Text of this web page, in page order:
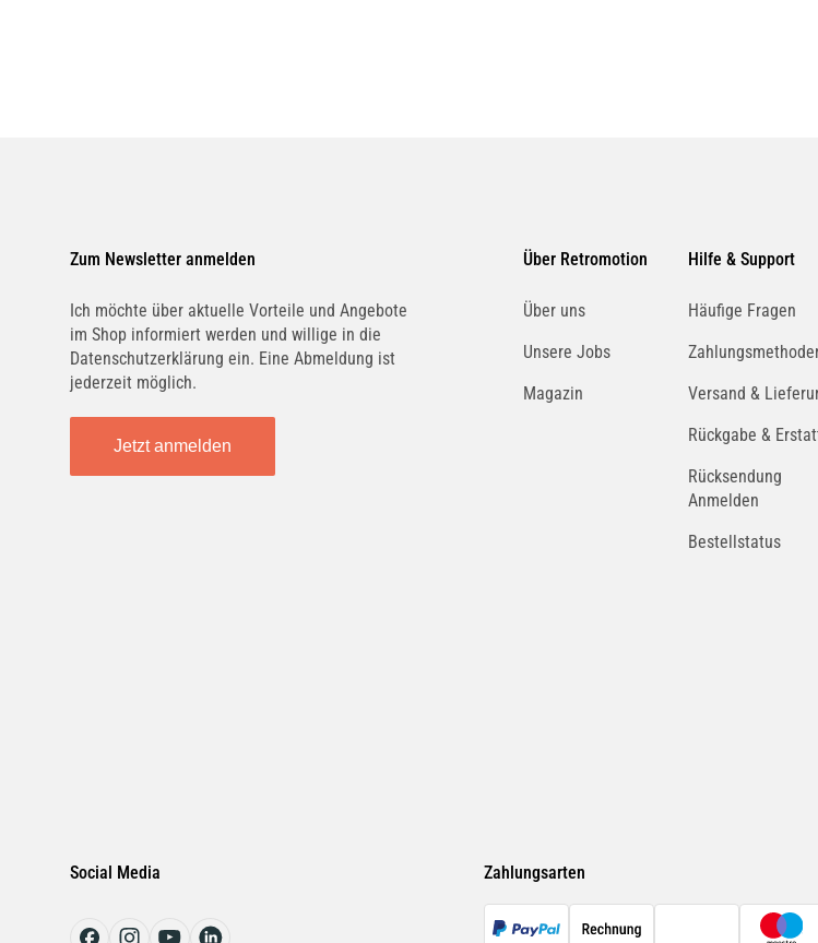
Zum Newsletter anmelden
Ich möchte über aktuelle Vorteile und Angebote
im Shop informiert werden und willige in die
Datenschutzerklärung ein. Eine Abmeldung ist
jederzeit möglich.
Jetzt anmelden
Über Retromotion
Über uns
Unsere Jobs
Magazin
Hilfe & Support
Häufige Fragen
Versand &
Rückgabe &
Rücksendung
Anmelden
Bestellstatus
Social Media Zahlungsarten